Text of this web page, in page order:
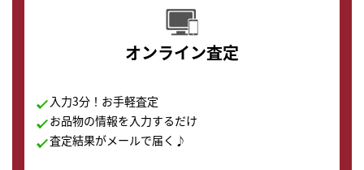
オンライン査定
入力3分！お手軽査定
お品物の情報を入力するだけ
査定結果がメールで届く♪